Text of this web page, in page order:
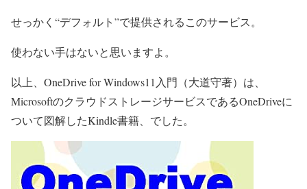
せっかく“デフォルト”で提供されるこのサービス。
使わない手はないと思いますよ。
以上、OneDrive for Windows11入門（大道守著）は、
MicrosoftのクラウドストレージサービスであるOneDriveに
ついて図解したKindle書籍、でした。